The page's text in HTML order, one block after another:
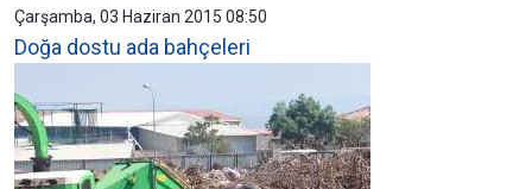
Çarşamba, 03 Haziran 2015 08:50
Doğa dostu ada bahçeleri